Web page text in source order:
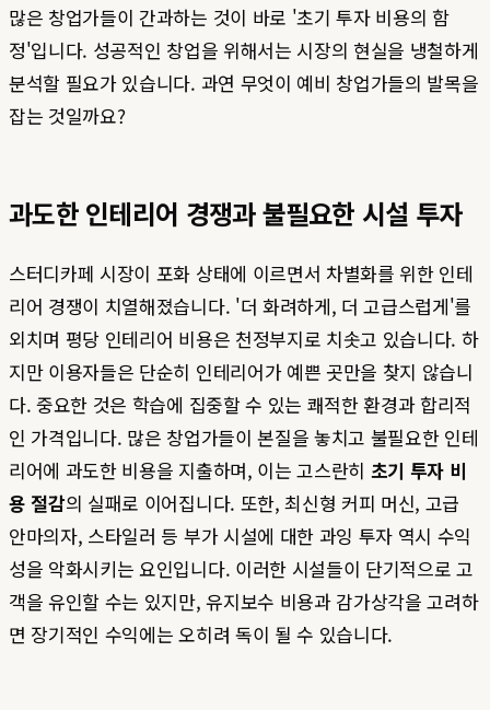
많은 창업가들이 간과하는 것이 바로 '초기 투자 비용의 함
정'입니다. 성공적인 창업을 위해서는 시장의 현실을 냉철하게
분석할 필요가 있습니다. 과연 무엇이 예비 창업가들의 발목을
잡는 것일까요?
과도한 인테리어 경쟁과 불필요한 시설 투자
스터디카페 시장이 포화 상태에 이르면서 차별화를 위한 인테
리어 경쟁이 치열해졌습니다. '더 화려하게, 더 고급스럽게'를
외치며 평당 인테리어 비용은 천정부지로 치솟고 있습니다. 하
지만 이용자들은 단순히 인테리어가 예쁜 곳만을 찾지 않습니
다. 중요한 것은 학습에 집중할 수 있는 쾌적한 환경과 합리적
인 가격입니다. 많은 창업가들이 본질을 놓치고 불필요한 인테
리어에 과도한 비용을 지출하며, 이는 고스란히 초기 투자 비
용 절감의 실패로 이어집니다. 또한, 최신형 커피 머신, 고급
안마의자, 스타일러 등 부가 시설에 대한 과잉 투자 역시 수익
성을 악화시키는 요인입니다. 이러한 시설들이 단기적으로 고
객을 유인할 수는 있지만, 유지보수 비용과 감가상각을 고려하
면 장기적인 수익에는 오히려 독이 될 수 있습니다.